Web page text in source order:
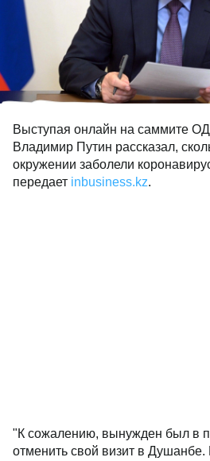
Выступая онлайн на саммите
Владимир Путин рассказал,
окружении заболели
передает inbusiness.kz.
"К сожалению, вынужден был в
отменить свой визит в